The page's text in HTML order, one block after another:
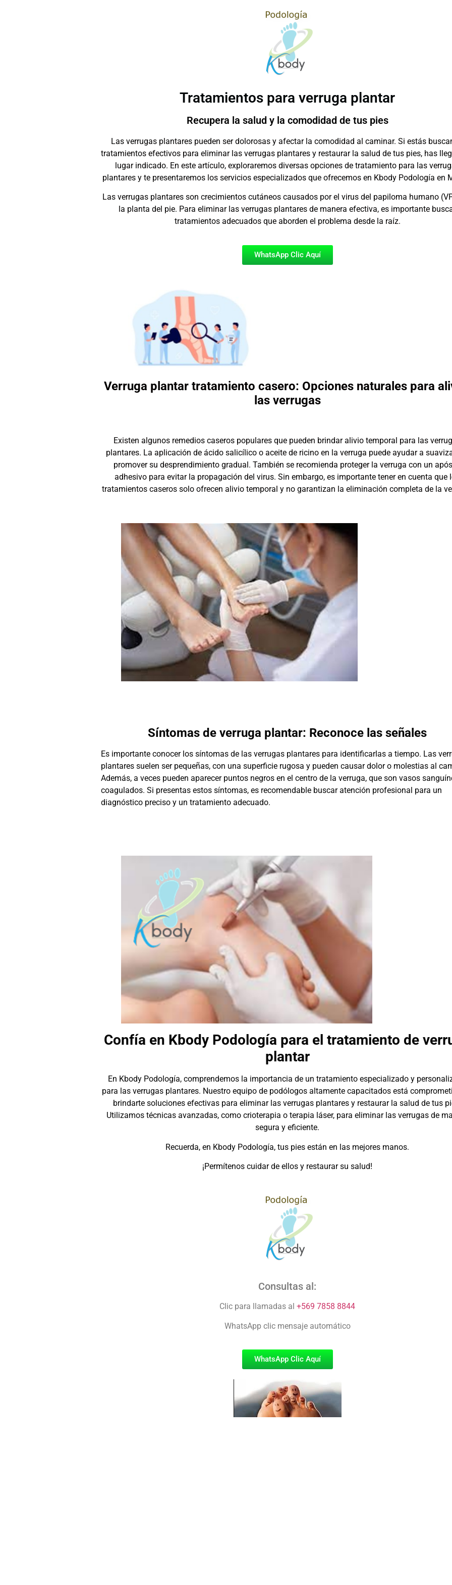
Tratamientos para verruga plantar
Recupera la salud y la comodidad de tus pies
Las verrugas plantares pueden ser dolorosas y afectar la comodidad al caminar. Si estás
tratamientos efectivos para eliminar las verrugas plantares y restaurar la salud de tus pies, has
lugar indicado. En este artículo, exploraremos diversas opciones de tratamiento para las
plantares y te presentaremos los servicios especializados que ofrecemos en Kbody Podología en
Las verrugas plantares son crecimientos cutáneos causados por el virus del papiloma humano
la planta del pie. Para eliminar las verrugas plantares de manera efectiva, es importante
tratamientos adecuados que aborden el problema desde la raíz.
WhatsApp Clic Aquí
Verruga plantar tratamiento casero: Opciones naturales para
las verrugas
Existen algunos remedios caseros populares que pueden brindar alivio temporal para las
plantares. La aplicación de ácido salicílico o aceite de ricino en la verruga puede ayudar a
promover su desprendimiento gradual. También se recomienda proteger la verruga con un
adhesivo para evitar la propagación del virus. Sin embargo, es importante tener en cuenta que
tratamientos caseros solo ofrecen alivio temporal y no garantizan la eliminación completa de la
Síntomas de verruga plantar: Reconoce las señales
Es importante conocer los síntomas de las verrugas plantares para identificarlas a tiempo. Las
plantares suelen ser pequeñas, con una superficie rugosa y pueden causar dolor o molestias al
Además, a veces pueden aparecer puntos negros en el centro de la verruga, que son vasos
coagulados. Si presentas estos síntomas, es recomendable buscar atención profesional para un
diagnóstico preciso y un tratamiento adecuado.
Confía en Kbody Podología para el tratamiento de
plantar
En Kbody Podología, comprendemos la importancia de un tratamiento especializado y
para las verrugas plantares. Nuestro equipo de podólogos altamente capacitados está
brindarte soluciones efectivas para eliminar las verrugas plantares y restaurar la salud de tus
Utilizamos técnicas avanzadas, como crioterapia o terapia láser, para eliminar las verrugas de
segura y eficiente.
Recuerda, en Kbody Podología, tus pies están en las mejores manos.
¡Permítenos cuidar de ellos y restaurar su salud!
Consultas al:
Clic para llamadas al+569 7858 8844
WhatsApp clic mensaje automático
WhatsApp Clic Aquí